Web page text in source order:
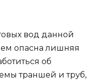
вод данной
опасна лишняя
об
траншей и труб,